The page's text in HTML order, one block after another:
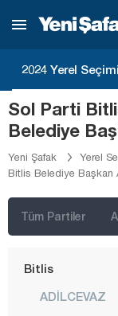
2024 Yerel Seçimi
Sol Parti
Belediye
Yeni Şafak
Yerel
Bitlis Belediye Başkan
Tüm Partiler
Aydın
Bartın
Batman
Bayburt
Bingöl
Bitlis
ADİLCEVAZ